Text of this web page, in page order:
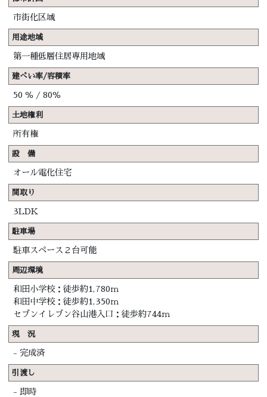
市街化区域
用途地域
第一種低層住居専用地域
建ぺい率/容積率
50 ％ / 80％
土地権利
所有権
設 備
オール電化住宅
間取り
3LDK
駐車場
駐車スペース２台可能
周辺環境
和田小学校：徒歩約1,780ｍ
和田中学校：徒歩約1,350ｍ
セブンイレブン谷山港入口：徒歩約744ｍ
現 況
- 完成済
引渡し
- 即時